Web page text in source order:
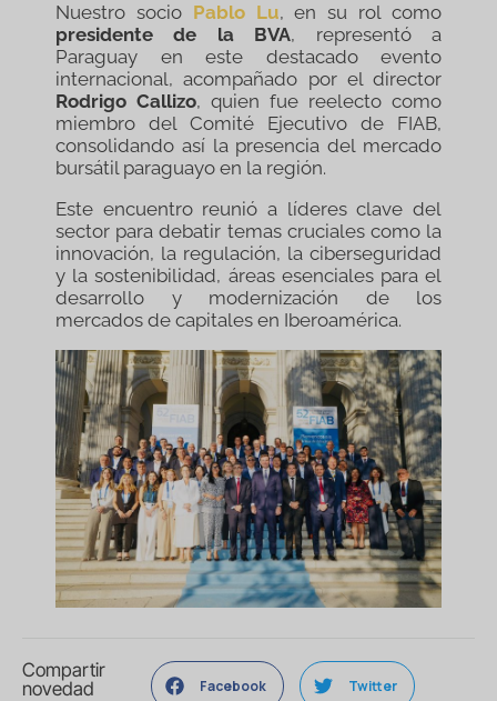
Nuestro socio Pablo Lu, en su rol como
presidente de la BVA, representó a
Paraguay en este destacado evento
internacional, acompañado por el director
Rodrigo Callizo, quien fue reelecto como
miembro del Comité Ejecutivo de FIAB,
consolidando así la presencia del mercado
bursátil paraguayo en la región.
Este encuentro reunió a líderes clave del
sector para debatir temas cruciales como la
innovación, la regulación, la ciberseguridad
y la sostenibilidad, áreas esenciales para el
desarrollo y modernización de los
mercados de capitales en Iberoamérica.
Compartir
novedad
Facebook Twitter